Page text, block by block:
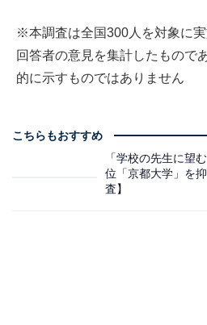
※本調査は全国300人を対象に
回答者の意見を集計したもので
的に示すものではありません
こちらもおすすめ
「学校の先生に望
位「京都大学」を
査】